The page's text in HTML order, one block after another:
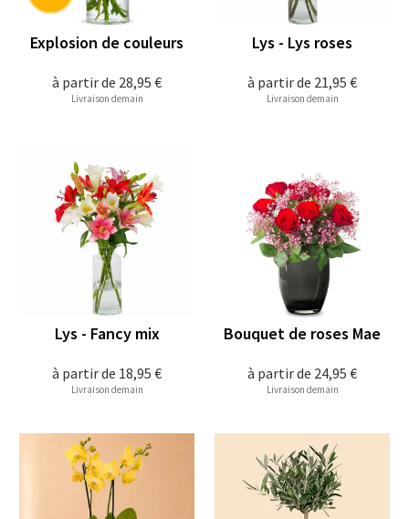
à partir de 28,95 €
Explosion de couleurs
Livraison demain
à partir de 21,95 €
Lys - Lys roses
Livraison demain
à partir de 18,95 €
Lys - Fancy mix
Livraison demain
à partir de 24,95 €
Bouquet de roses Mae
Livraison demain